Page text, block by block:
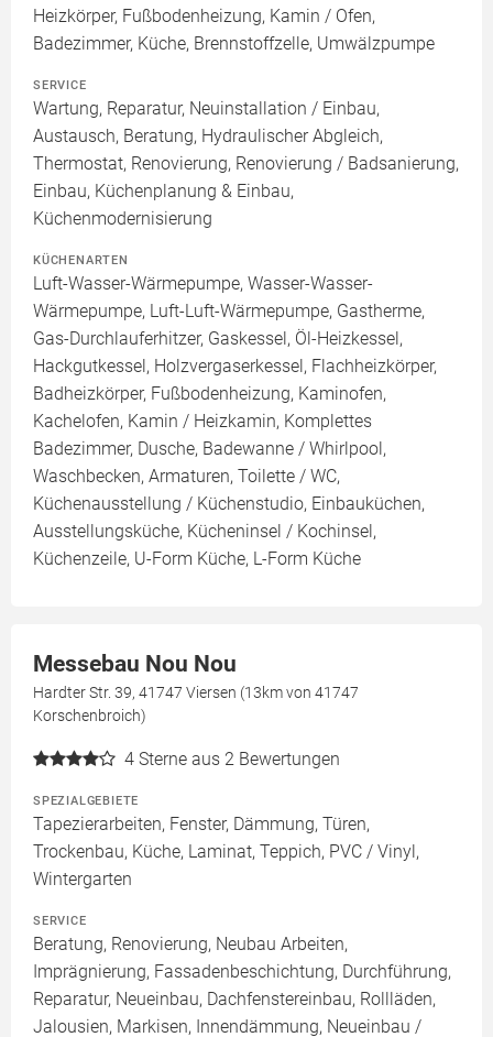
Heizkörper, Fußbodenheizung, Kamin / Ofen,
Badezimmer, Küche, Brennstoffzelle, Umwälzpumpe
SERVICE
Wartung, Reparatur, Neuinstallation / Einbau,
Austausch, Beratung, Hydraulischer Abgleich,
Thermostat, Renovierung, Renovierung / Badsanierung,
Einbau, Küchenplanung & Einbau,
Küchenmodernisierung
KÜCHENARTEN
Luft-Wasser-Wärmepumpe, Wasser-Wasser-
Wärmepumpe, Luft-Luft-Wärmepumpe, Gastherme,
Gas-Durchlauferhitzer, Gaskessel, Öl-Heizkessel,
Hackgutkessel, Holzvergaserkessel, Flachheizkörper,
Badheizkörper, Fußbodenheizung, Kaminofen,
Kachelofen, Kamin / Heizkamin, Komplettes
Badezimmer, Dusche, Badewanne / Whirlpool,
Waschbecken, Armaturen, Toilette / WC,
Küchenausstellung / Küchenstudio, Einbauküchen,
Ausstellungsküche, Kücheninsel / Kochinsel,
Küchenzeile, U-Form Küche, L-Form Küche
Messebau Nou Nou
Hardter Str. 39, 41747 Viersen (13km von 41747
Korschenbroich)
4 Sterne aus 2 Bewertungen
SPEZIALGEBIETE
Tapezierarbeiten, Fenster, Dämmung, Türen,
Trockenbau, Küche, Laminat, Teppich, PVC / Vinyl,
Wintergarten
SERVICE
Beratung, Renovierung, Neubau Arbeiten,
Imprägnierung, Fassadenbeschichtung, Durchführung,
Reparatur, Neueinbau, Dachfenstereinbau, Rollläden,
Jalousien, Markisen, Innendämmung, Neueinbau /